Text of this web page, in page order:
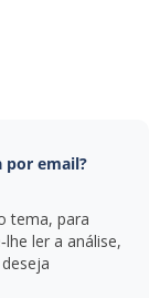
por email?
tema, para
ler a análise,